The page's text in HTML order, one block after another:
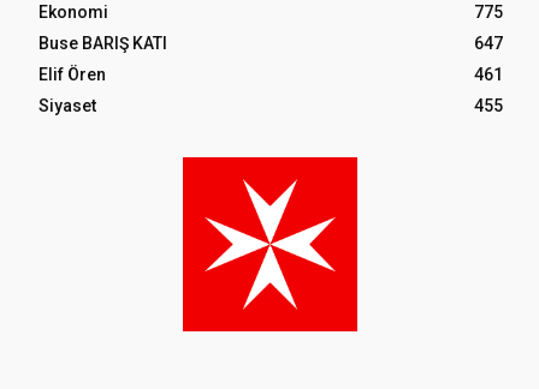
Ekonomi
775
Buse BARIŞ KATI
647
Elif Ören
461
Siyaset
455